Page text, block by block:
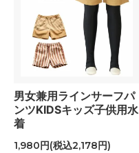
男女兼用ラインサーフパ
ンツKIDSキッズ子供用水
着
1,980円(税込2,178円)